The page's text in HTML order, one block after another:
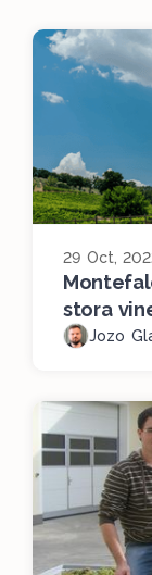
29 Oct,
stora
Jozo